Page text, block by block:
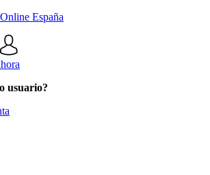
usuario?